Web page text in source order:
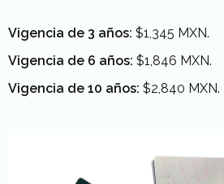
Vigencia de 3 años: $1,345 MXN.
Vigencia de 6 años: $1,846 MXN.
Vigencia de 10 años: $2,840 MXN.